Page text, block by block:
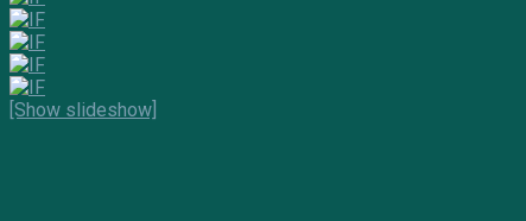
[Show slideshow]